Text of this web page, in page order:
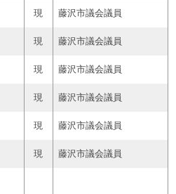
現 藤沢市議会議員
現 藤沢市議会議員
現 藤沢市議会議員
現 藤沢市議会議員
現 藤沢市議会議員
現 藤沢市議会議員